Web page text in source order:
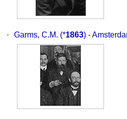
· Garms, C.M. (*1863) -